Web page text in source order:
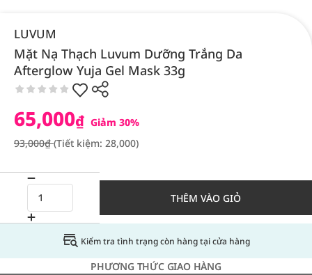
LUVUM
Mặt Nạ Thạch Luvum Dưỡng Trắng Da
Afterglow Yuja Gel Mask 33g
65,000₫ Giảm 30%
93,000₫(Tiết kiệm: 28,000)
THÊM VÀO GIỎ
Kiểm tra tình trạng còn hàng tại cửa hàng
PHƯƠNG THỨC GIAO HÀNG